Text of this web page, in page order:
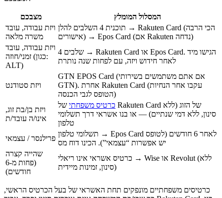
מצבכם
המסלול המומלץ
ויזת עבודה, עובד
משרה מלאה
תוכנית 4 השלבים להלן → Rakuten Card (הכי הרבה
אישורים) → Epos Card (אם Rakuten נדחה)
ויזת עבודה, עובד
זמני/חוזה (כגון:
ALT)
4 שלבים → Rakuten Card או Epos Card. הגישו מיד
לאחר חידוש ויזה, עם לפחות שנה נותרת
ויזת סטודנט
GTN EPOS Card (אם אתם משתמשים בשירותי
GTN). אחרת Rakuten Card (עקבו אחר הנחיות
הטופס לגבי הכנסה)
ויזת בן/בת זוג,
אינו/ה עובד/ת
כרטיס משפחתי של Rakuten Card של הזוג (ללא
סינון, ללא דמי שנתיים) — או בנו אשראי דרך תשלומי
טלפון
פרילנסר / עצמאי
תשלומי טלפון → Epos Card לאחר 6 חודשים (לטופס
יש אפשרות “עצמאי”). הכינו דוח מס
שהייה קצרה
(פחות מ-6
חודשים)
כרטיס אשראי אינו ריאלי → Wise או Revolut (ללא
סינון, זמינות מיידית)
כרטיסים משפחתיים מונפקים תחת האשראי של בעל הכרטיס הראשי,